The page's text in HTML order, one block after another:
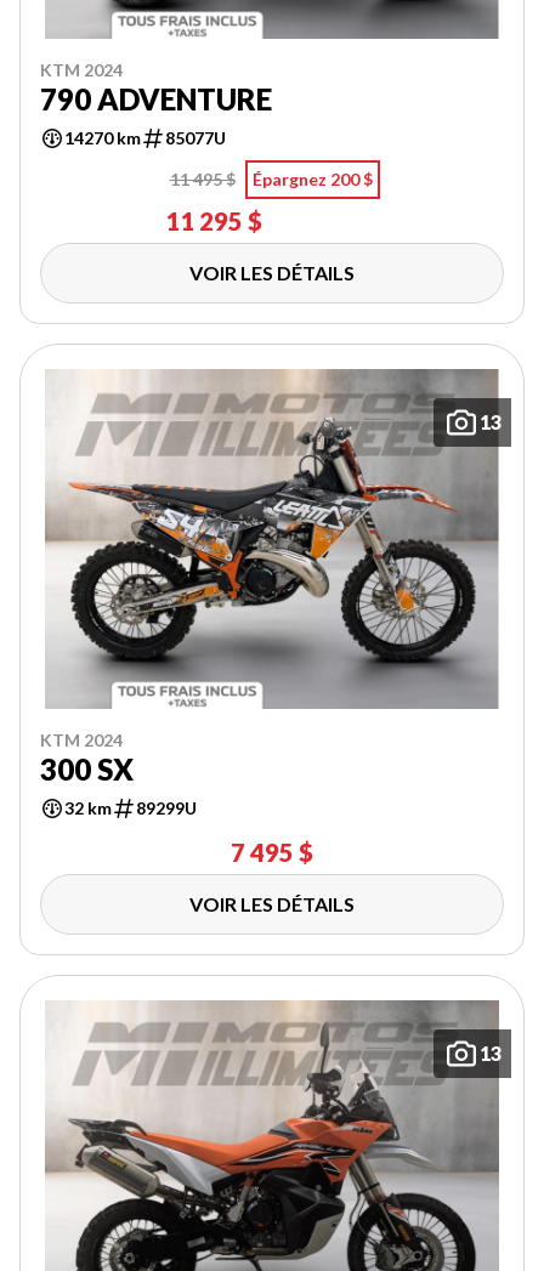
KTM 2024
790 ADVENTURE
14270 km
85077U
11 495 $
Épargnez 200 $
11 295 $
VOIR LES DÉTAILS
13
KTM 2024
300 SX
32 km 89299U
7 495 $
VOIR LES DÉTAILS
13